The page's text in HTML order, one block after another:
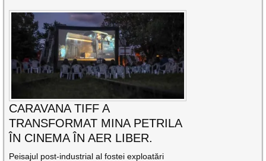
CARAVANA TIFF A
TRANSFORMAT MINA PETRILA
ÎN CINEMA ÎN AER LIBER.
Peisajul post-industrial al fostei exploatări